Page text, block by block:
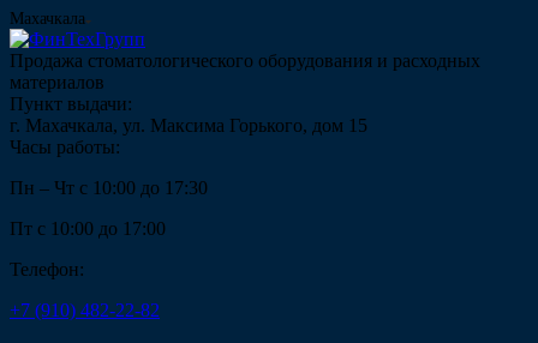
Махачкала
Продажа стоматологического оборудования и расходных
материалов
Пункт выдачи:
г. Махачкала, ул. Максима Горького, дом 15
Часы работы:
Пн – Чт с 10:00 до 17:30
Пт с 10:00 до 17:00
Телефон:
+7 (910) 482-22-82